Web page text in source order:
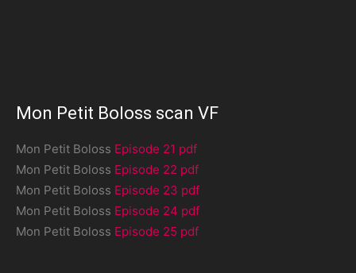
Mon Petit Boloss scan VF
Mon Petit Boloss Episode 21 pdf
Mon Petit Boloss Episode 22 pdf
Mon Petit Boloss Episode 23 pdf
Mon Petit Boloss Episode 24 pdf
Mon Petit Boloss Episode 25 pdf